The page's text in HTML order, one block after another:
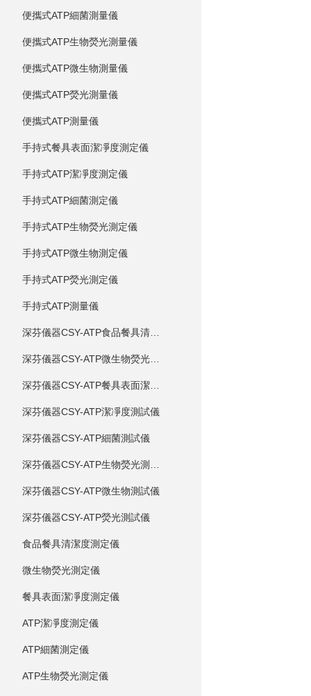
便攜式ATP細菌測量儀
便攜式ATP生物熒光測量儀
便攜式ATP微生物測量儀
便攜式ATP熒光測量儀
便攜式ATP測量儀
手持式餐具表面潔凈度測定儀
手持式ATP潔凈度測定儀
手持式ATP細菌測定儀
手持式ATP生物熒光測定儀
手持式ATP微生物測定儀
手持式ATP熒光測定儀
手持式ATP測量儀
深芬儀器CSY-ATP潔凈度測試儀
深芬儀器CSY-ATP細菌測試儀
深芬儀器CSY-ATP微生物測試儀
深芬儀器CSY-ATP熒光測試儀
食品餐具清潔度測定儀
微生物熒光測定儀
餐具表面潔凈度測定儀
ATP潔凈度測定儀
ATP細菌測定儀
ATP生物熒光測定儀